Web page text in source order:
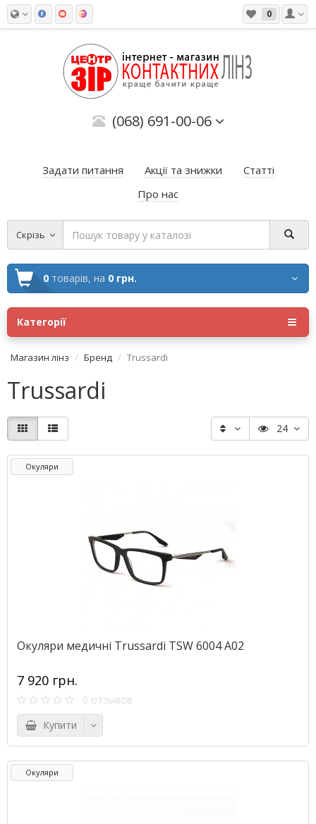
0
(068) 691-00-06
Задати питання Акції та знижки
Статті
Про нас
Скрізь
0 товарів, на 0 грн.
Категорії
Магазин лінз Бренд Trussardi
Trussardi
24
Окуляри
Окуляри медичні Trussardi TSW 6004 A02
7 920 грн.
0 отзывов
Купити
Окуляри